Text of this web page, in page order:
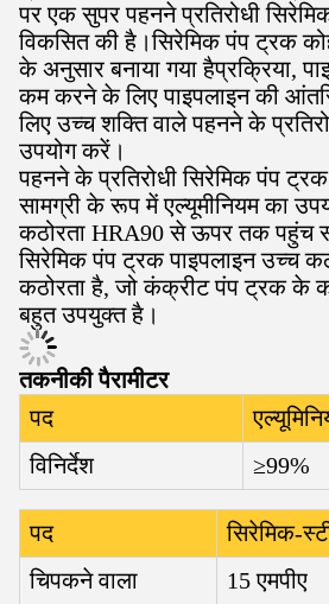
पर एक सुपर पहनने प्रतिरोधी
विकसित की है।सिरेमिक पंप ट्रक
के अनुसार बनाया गया हैप्रक्रिया,
कम करने के लिए पाइपलाइन की
लिए उच्च शक्ति वाले पहनने के
उपयोग करें।
पहनने के प्रतिरोधी सिरेमिक पंप
सामग्री के रूप में एल्यूमीनियम का
कठोरता HRA90 से ऊपर तक पहुंच
सिरेमिक पंप ट्रक पाइपलाइन उच्च
कठोरता है, जो कंक्रीट पंप ट्रक के
बहुत उपयुक्त है।
तकनीकी पैरामीटर
पद
विनिर्देश
≥99%
पद
सिरेमिक-
चिपकने वाला
15 एमपीए